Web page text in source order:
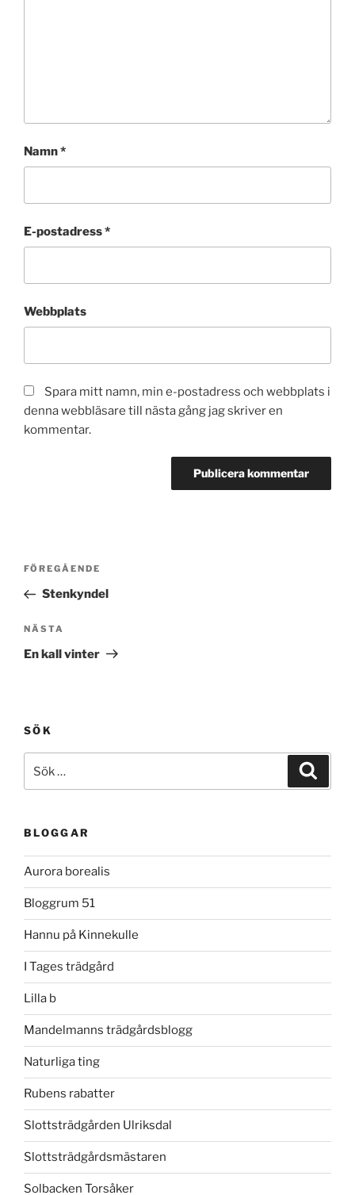
Namn*
E-postadress*
Webbplats
Spara mitt namn, min e-postadress och webbplats i
denna webbläsare till nästa gång jag skriver en
kommentar.
Inläggsnavigering
Föregående
inlägg
FÖREGÅENDE
Stenkyndel
Nästa
inlägg
NÄSTA
En kall vinter
SÖK
efter:
BLOGGAR
Aurora borealis
Bloggrum 51
Hannu på Kinnekulle
I Tages trädgård
Lilla b
Mandelmanns trädgårdsblogg
Naturliga ting
Rubens rabatter
Slottsträdgården Ulriksdal
Slottsträdgårdsmästaren
Solbacken Torsåker